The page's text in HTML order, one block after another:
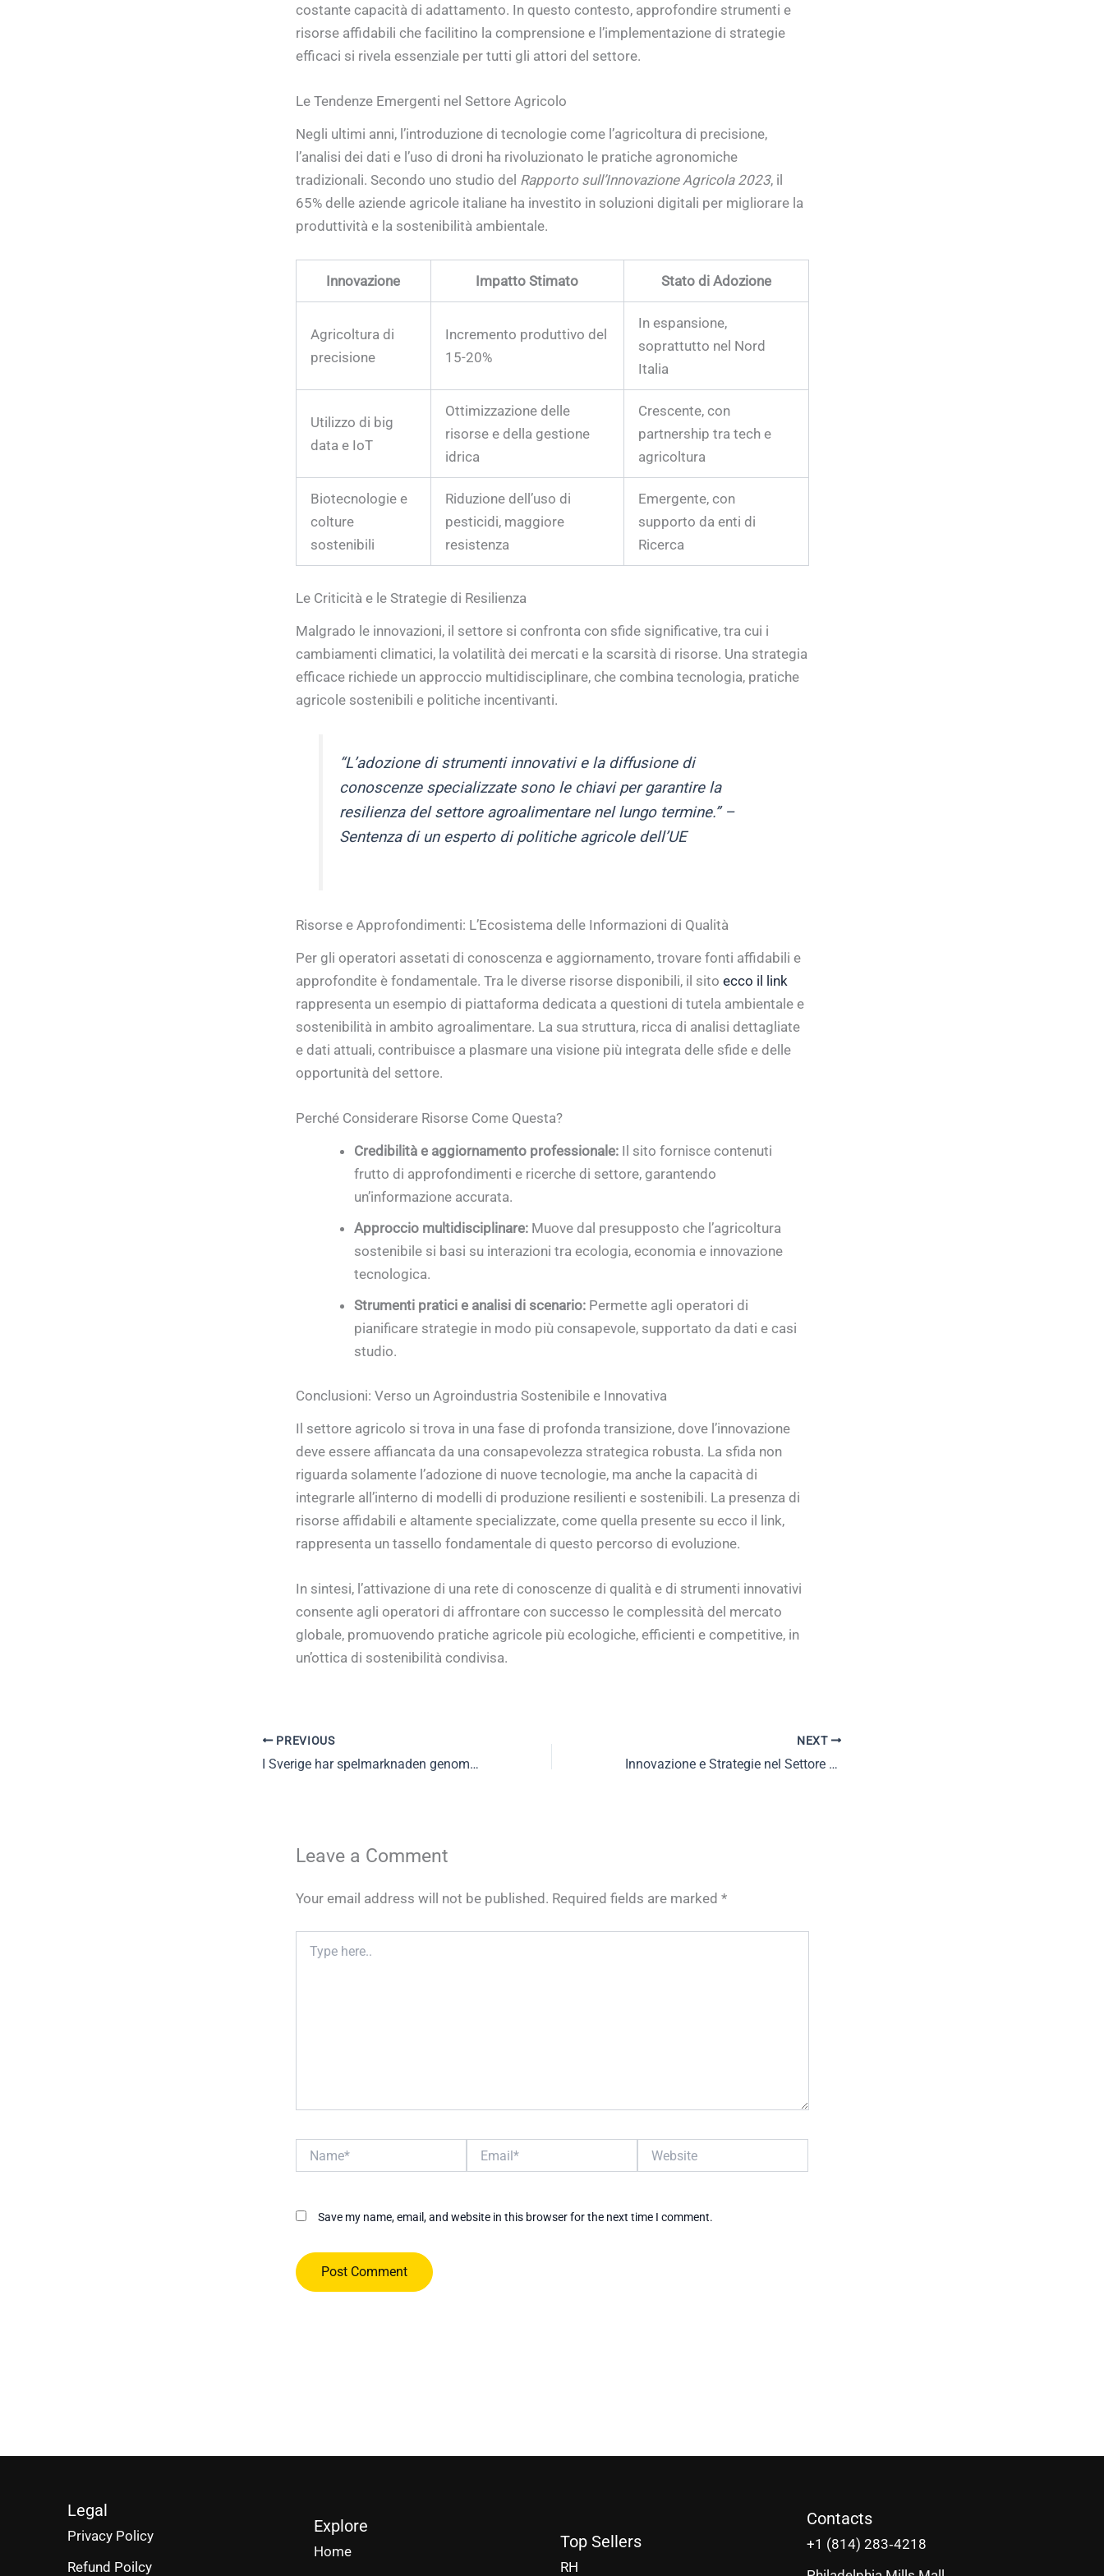
costante capacità di adattamento. In questo contesto, approfondire strumenti e
risorse affidabili che facilitino la comprensione e l’implementazione di strategie
efficaci si rivela essenziale per tutti gli attori del settore.
Le Tendenze Emergenti nel Settore Agricolo
Negli ultimi anni, l’introduzione di tecnologie come l’agricoltura di precisione,
l’analisi dei dati e l’uso di droni ha rivoluzionato le pratiche agronomiche
tradizionali. Secondo uno studio del Rapporto sull’Innovazione Agricola 2023, il
65% delle aziende agricole italiane ha investito in soluzioni digitali per migliorare la
produttività e la sostenibilità ambientale.
Innovazione Impatto Stimato Stato di Adozione
Agricoltura di
precisione
Incremento produttivo del
15-20%
In espansione,
soprattutto nel Nord
Italia
Utilizzo di big
data e IoT
Ottimizzazione delle
risorse e della gestione
idrica
Crescente, con
partnership tra tech e
agricoltura
Biotecnologie e
colture
sostenibili
Riduzione dell’uso di
pesticidi, maggiore
resistenza
Emergente, con
supporto da enti di
Ricerca
Le Criticità e le Strategie di Resilienza
Malgrado le innovazioni, il settore si confronta con sfide significative, tra cui i
cambiamenti climatici, la volatilità dei mercati e la scarsità di risorse. Una strategia
efficace richiede un approccio multidisciplinare, che combina tecnologia, pratiche
agricole sostenibili e politiche incentivanti.
“L’adozione di strumenti innovativi e la diffusione di
conoscenze specializzate sono le chiavi per garantire la
resilienza del settore agroalimentare nel lungo termine.” –
Sentenza di un esperto di politiche agricole dell’UE
Risorse e Approfondimenti: L’Ecosistema delle Informazioni di Qualità
Per gli operatori assetati di conoscenza e aggiornamento, trovare fonti affidabili e
approfondite è fondamentale. Tra le diverse risorse disponibili, il sito ecco il link
rappresenta un esempio di piattaforma dedicata a questioni di tutela ambientale e
sostenibilità in ambito agroalimentare. La sua struttura, ricca di analisi dettagliate
e dati attuali, contribuisce a plasmare una visione più integrata delle sfide e delle
opportunità del settore.
Perché Considerare Risorse Come Questa?
Credibilità e aggiornamento professionale:Il sito fornisce contenuti
frutto di approfondimenti e ricerche di settore, garantendo
un’informazione accurata.
Approccio multidisciplinare:Muove dal presupposto che l’agricoltura
sostenibile si basi su interazioni tra ecologia, economia e innovazione
tecnologica.
Strumenti pratici e analisi di scenario:Permette agli operatori di
pianificare strategie in modo più consapevole, supportato da dati e casi
studio.
Conclusioni: Verso un Agroindustria Sostenibile e Innovativa
Il settore agricolo si trova in una fase di profonda transizione, dove l’innovazione
deve essere affiancata da una consapevolezza strategica robusta. La sfida non
riguarda solamente l’adozione di nuove tecnologie, ma anche la capacità di
integrarle all’interno di modelli di produzione resilienti e sostenibili. La presenza di
risorse affidabili e altamente specializzate, come quella presente su ecco il link,
rappresenta un tassello fondamentale di questo percorso di evoluzione.
In sintesi, l’attivazione di una rete di conoscenze di qualità e di strumenti innovativi
consente agli operatori di affrontare con successo le complessità del mercato
globale, promuovendo pratiche agricole più ecologiche, efficienti e competitive, in
un’ottica di sostenibilità condivisa.
PREVIOUS
I Sverige har spelmarknaden genomgått en betydande utveckling de senaste decennierna, från en tradit
NEXT
Innovazione e Strategie nel Settore della Produzione Alimentare: Tendenze e Sfide
Leave a Comment
Your email address will not be published. Required fields are marked *
here..
Save my name, email, and website in this browser for the next time I comment.
Legal
Privacy Policy
Refund Poilcy
Explore
Home
Top Sellers
RH
Contacts
‪+1 (814) 283‑4218